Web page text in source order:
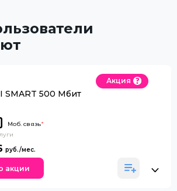
SMART 500 Мбит
Акция
Моб. связь*
акции